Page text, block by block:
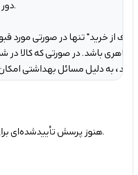
دور از رطوبت نگهداری شود.
از خرید" تنها در صورتی مورد
ظاهری باشد. در صورتی که کالا در
هنوز پرسش تأییدشده‌ای برای این محصول ثبت نشده است.